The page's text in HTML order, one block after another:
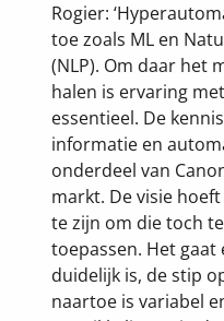
Rogier:
toe zoals ML en
(NLP). Om daar het
halen is ervaring
essentieel. De
informatie en
onderdeel van
markt. De visie
te zijn om die toch
toepassen. Het
duidelijk is, de stip
naartoe is variabel